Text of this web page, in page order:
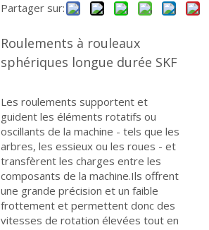
Partager sur:
Roulements à rouleaux
sphériques longue durée SKF
Les roulements supportent et
guident les éléments rotatifs ou
oscillants de la machine - tels que les
arbres, les essieux ou les roues - et
transfèrent les charges entre les
composants de la machine.Ils offrent
une grande précision et un faible
frottement et permettent donc des
vitesses de rotation élevées tout en